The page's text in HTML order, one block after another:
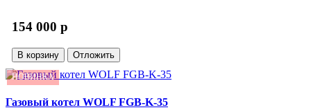
154 000 p
В корзину Отложить
НОВИНКА
Газовый котел WOLF FGB-K-35